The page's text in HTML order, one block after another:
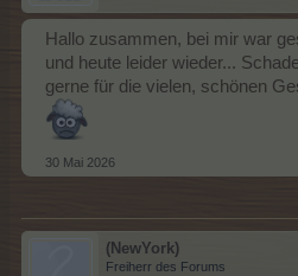
Hallo zusammen, bei mir war
und heute leider wieder...
gerne für die vielen, schönen
30 Mai 2026
(NewYork)
Freiherr des Forums